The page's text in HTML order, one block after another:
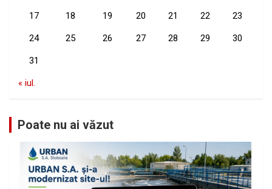
17 18 19 20 21 22 23
24 25 26 27 28 29 30
31
« iul.
Poate nu ai văzut